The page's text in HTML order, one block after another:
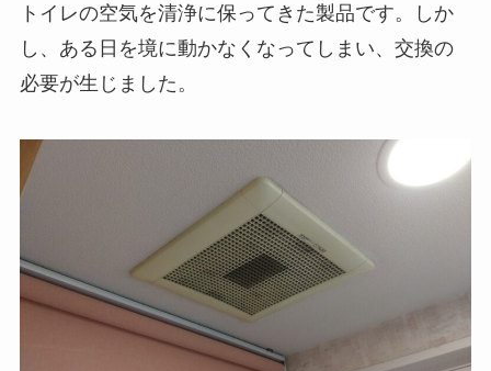
トイレの空気を清浄に保ってきた製品です。しか
し、ある日を境に動かなくなってしまい、交換の
必要が生じました。